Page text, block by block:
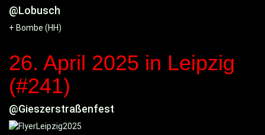
@Lobusch
+ Bombe (HH)
26. April 2025 in Leipzig
(#241)
@Gieszerstraßenfest